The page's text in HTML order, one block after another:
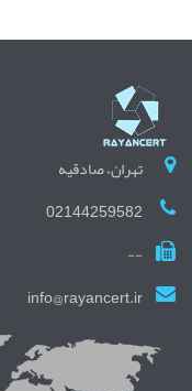
تهران، صادقیه
02144259582
--
info@rayancert.ir